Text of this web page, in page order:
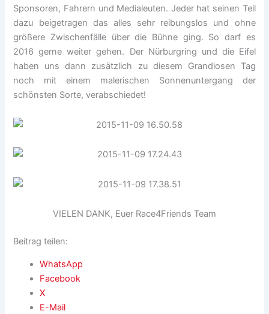
Sponsoren, Fahrern und Medialeuten. Jeder hat seinen Teil
dazu beigetragen das alles sehr reibungslos und ohne
größere Zwischenfälle über die Bühne ging. So darf es
2016 gerne weiter gehen. Der Nürburgring und die Eifel
haben uns dann zusätzlich zu diesem Grandiosen Tag
noch mit einem malerischen Sonnenuntergang der
schönsten Sorte, verabschiedet!
VIELEN DANK, Euer Race4Friends Team
Beitrag teilen:
WhatsApp
Facebook
X
E-Mail